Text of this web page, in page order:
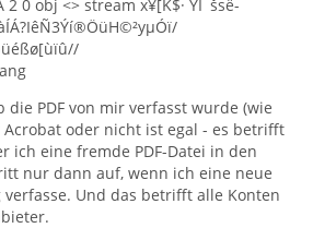
2 0 obj <> stream x¥[K$· ŸÏ¯šsë­
die PDF von mir verfasst wurde (wie
Acrobat oder nicht ist egal - es betrifft
ich eine fremde PDF-Datei in den
nur dann auf, wenn ich eine neue
verfasse. Und das betrifft alle Konten